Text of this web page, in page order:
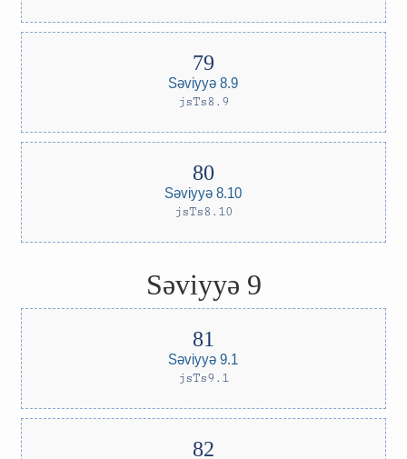
Səviyyə 8.9
jsTs8.9
Səviyyə 8.10
jsTs8.10
Səviyyə 9
Səviyyə 9.1
jsTs9.1